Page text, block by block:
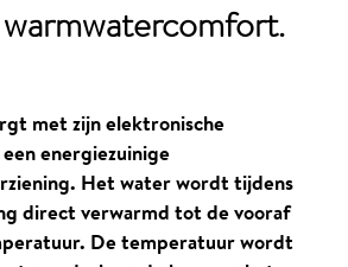
warmwatercomfort.
met zijn elektronische
energiezuinige
Het water wordt tijdens
direct verwarmd tot de vooraf
De temperatuur wordt